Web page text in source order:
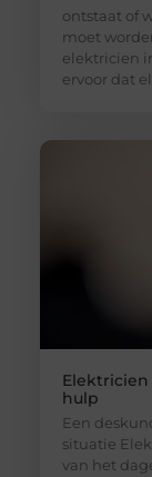
ontstaat of
moet
elektricien
ervoor dat
hulp
Een
situatie
van het